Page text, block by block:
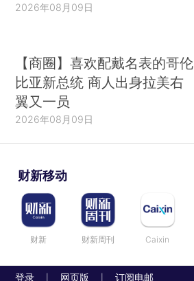
2026年08月09日
【商圈】喜欢配戴名表的哥伦
比亚新总统 商人出身拉美右
翼又一员
2026年08月09日
财新移动
财新 财新周刊 Caixin
登录 网页版 订阅电邮